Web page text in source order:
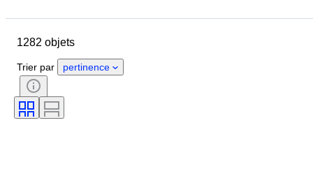
État
Thème
Style
Signature
Langue
Vendu(e) par
1282 objets
Trier par pertinence